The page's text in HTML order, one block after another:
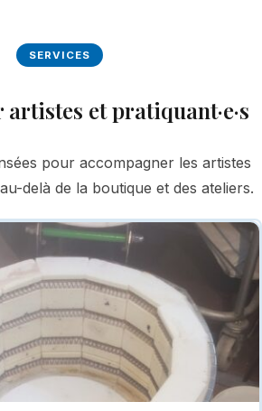
SERVICES
et pratiquant·e·s
pour accompagner les artistes
delà de la boutique et des ateliers.